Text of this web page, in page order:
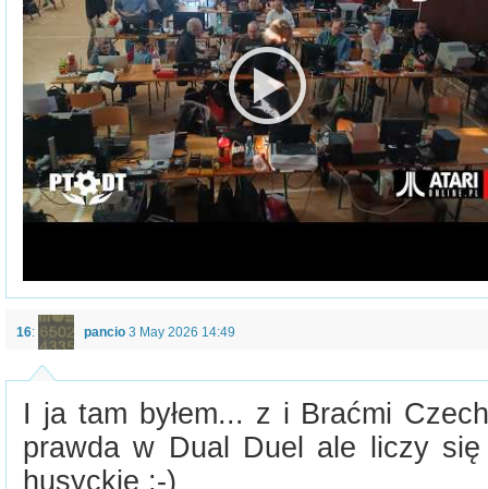
16: pancio 3 May 2026 14:49
I ja tam byłem... z i Braćmi
prawda w Dual Duel ale liczy
husyckie :-)